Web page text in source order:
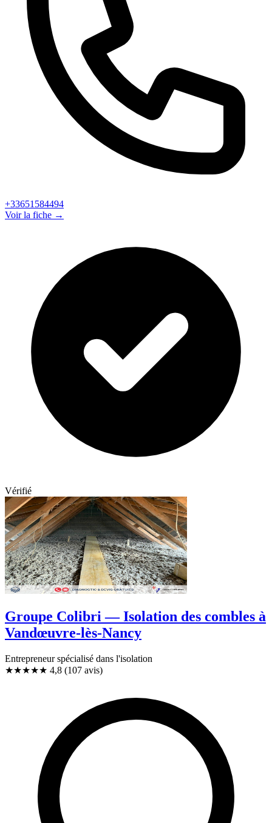
+33651584494
Voir la fiche →
Vérifié
Groupe Colibri — Isolation des combles à
Vandœuvre-lès-Nancy
Entrepreneur spécialisé dans l'isolation
★★★★★ 4,8 (107 avis)